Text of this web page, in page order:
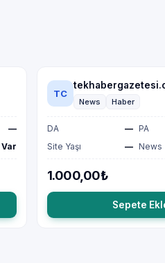
—
Var
TC
News Haber
DA — PA
Site Yaşı
— News
1.000,00₺
Sepete